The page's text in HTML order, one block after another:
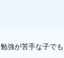
勉強が苦手な子で